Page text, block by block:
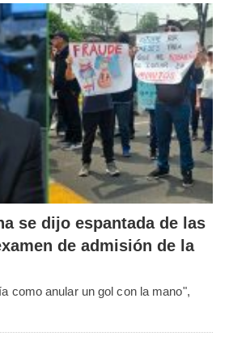
se dijo espantada de las
de admisión de la
como anular un gol con la mano",